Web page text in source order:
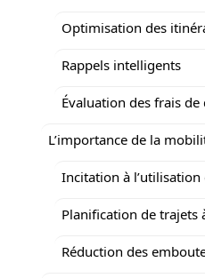
Optimisation des
Rappels intelligents
Évaluation des frais
L’importance de la
Incitation à
Planification de trajets
Réduction des